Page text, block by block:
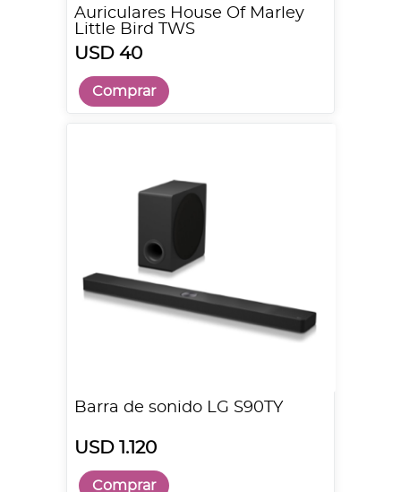
Auriculares House Of Marley
Little Bird TWS
USD 40
Comprar
Barra de sonido LG S90TY
USD 1.120
Comprar